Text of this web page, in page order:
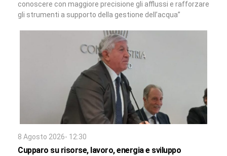
conoscere con maggiore precisione gli afflussi e rafforzare
gli strumenti a supporto della gestione dell’acqua”
8 Agosto 2026- 12:30
Cupparo su risorse, lavoro, energia e sviluppo